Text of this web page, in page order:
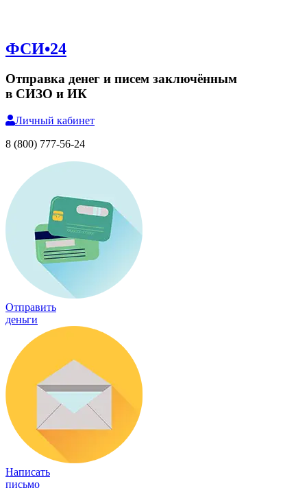
ФСИ•24
Отправка денег и писем заключённым
в СИЗО и ИК
Личный кабинет
8 (800) 777-56-24
Отправить
деньги
Написать
письмо